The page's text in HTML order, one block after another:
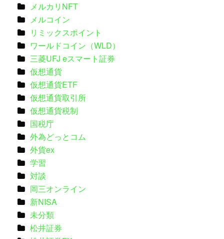
メルカリNFT
メルコイン
リミックスポイント
ワールドコイン（WLD）
三菱UFJ eスマート証券
仮想通貨
仮想通貨ETF
仮想通貨取引所
仮想通貨税制
国税庁
外為どっとコム
外貨ex
学習
対談
岡三オンライン
新NISA
未分類
松井証券